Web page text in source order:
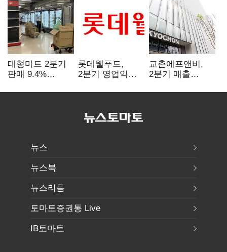
대형마트 2분기
판매 9.4%
사태 여파
롯데웰푸드,
2분기 영업익
사업이 실적 견인
교촌에프앤비,
2분기 매출
전년보다 4.9%↑
뉴스
뉴스북
뉴스리듬
토마토증권통 Live
IB토마토